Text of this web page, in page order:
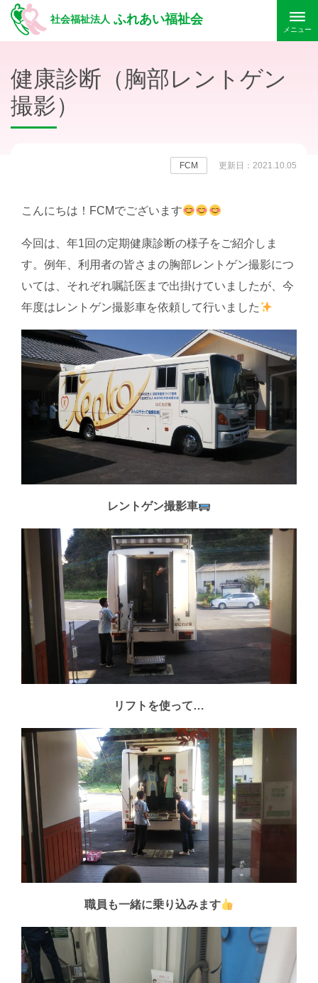
社会福祉法人 ふれあい福祉会
メニュー
健康診断（胸部レントゲン
撮影）
FCM 更新日：2021.10.05
こんにちは！FCMでございます
今回は、年1回の定期健康診断の様子をご紹介しま
す。例年、利用者の皆さまの胸部レントゲン撮影につ
いては、それぞれ嘱託医まで出掛けていましたが、今
年度はレントゲン撮影車を依頼して行いました
レントゲン撮影車
リフトを使って…
職員も一緒に乗り込みます